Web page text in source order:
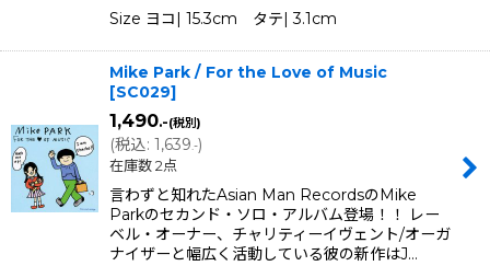
Size ヨコ| 15.3cm タテ| 3.1cm
Mike Park / For the Love of Music
[SC029]
1,490.-(税別)
(税込: 1,639.-)
在庫数 2点
言わずと知れたAsian Man RecordsのMike
Parkのセカンド・ソロ・アルバム登場！！ レー
ベル・オーナー、チャリティーイヴェント/オーガ
ナイザーと幅広く活動している彼の新作はJ…